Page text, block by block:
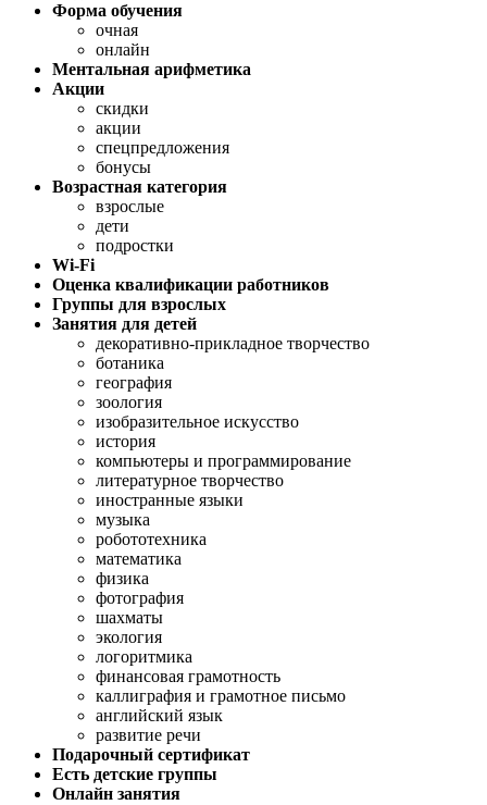
Форма обучения
очная
онлайн
Ментальная арифметика
Акции
скидки
акции
спецпредложения
бонусы
Возрастная категория
взрослые
дети
подростки
Wi-Fi
Оценка квалификации работников
Группы для взрослых
Занятия для детей
декоративно-прикладное творчество
ботаника
география
зоология
изобразительное искусство
история
компьютеры и программирование
литературное творчество
иностранные языки
музыка
робототехника
математика
физика
фотография
шахматы
экология
логоритмика
финансовая грамотность
каллиграфия и грамотное письмо
английский язык
развитие речи
Подарочный сертификат
Есть детские группы
Онлайн занятия